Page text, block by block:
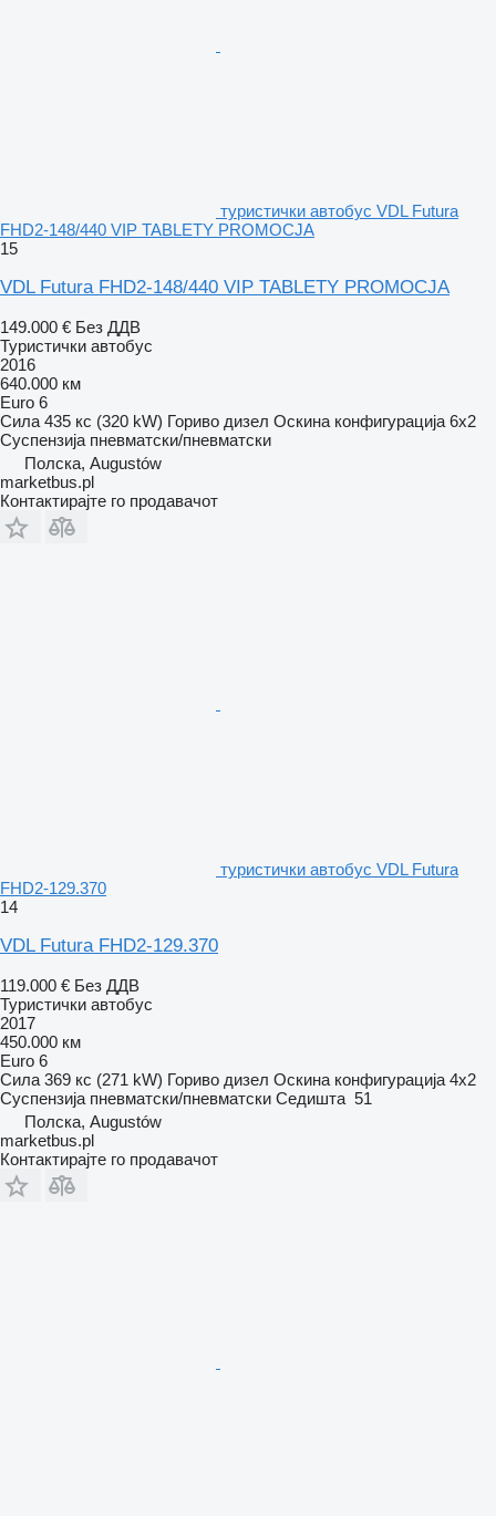
туристички автобус VDL Futura
FHD2-148/440 VIP TABLETY PROMOCJA
15
VDL Futura FHD2-148/440 VIP TABLETY PROMOCJA
149.000 € Без ДДВ
Туристички автобус
2016
640.000 км
Euro 6
Сила 435 кс (320 kW) Гориво дизел Оскина конфигурација 6x2
Суспензија пневматски/пневматски
Полска, Augustów
marketbus.pl
Контактирајте го продавачот
туристички автобус VDL Futura
FHD2-129.370
14
VDL Futura FHD2-129.370
119.000 € Без ДДВ
Туристички автобус
2017
450.000 км
Euro 6
Сила 369 кс (271 kW) Гориво дизел Оскина конфигурација 4x2
Суспензија пневматски/пневматски Седишта 51
Полска, Augustów
marketbus.pl
Контактирајте го продавачот